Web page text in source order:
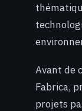
Avant de
Fabrica,
projets